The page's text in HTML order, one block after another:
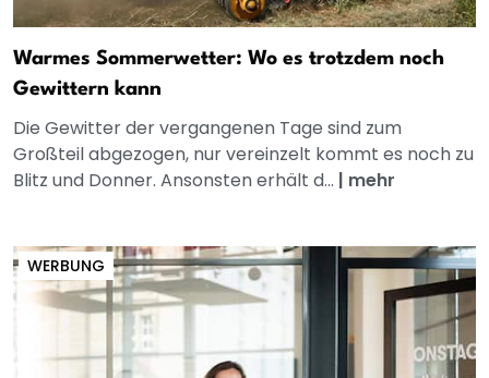
Warmes Sommerwetter: Wo es trotzdem noch
Gewittern kann
Die Gewitter der vergangenen Tage sind zum
Großteil abgezogen, nur vereinzelt kommt es noch zu
Blitz und Donner. Ansonsten erhält d... | mehr
WERBUNG